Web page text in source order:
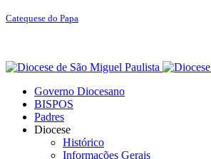
Catequese do Papa
Governo Diocesano
BISPOS
Padres
Diocese
Histórico
Informações Gerais